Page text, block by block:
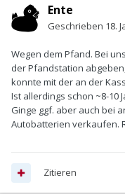
Ente
Geschrieben 18.
Wegen dem Pfand. Bei
der Pfandstation
konnte mit der an der
Ist allerdings schon ~8-10
Ginge ggf. aber auch bei
Autobatterien verkaufen.
Zitieren